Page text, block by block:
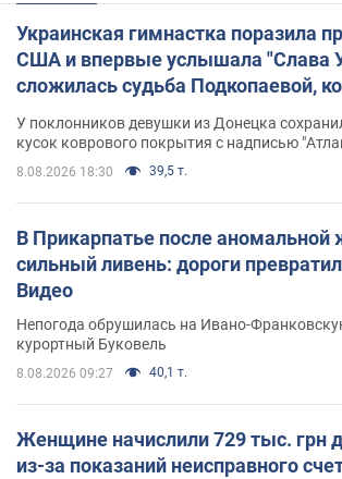
Украинская гимнастка поразила
США и впервые услышала "Слава
сложилась судьба Подкопаевой,
назад завоевала "золото"
У поклонников девушки из Донецка
кусок коврового покрытия с надписью
8.08.2026 18:30 39,5 т.
В Прикарпатье после
сильный ливень: дороги
Видео
Непогода обрушилась на Ивано-
курортный Буковель
8.08.2026 09:27 40,1 т.
Женщине начислили 729 тыс. грн
из-за показаний неисправного